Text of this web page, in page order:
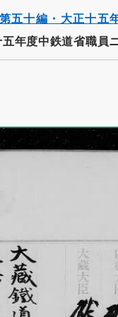
五十編・大正十五
五年度中鉄道省職員